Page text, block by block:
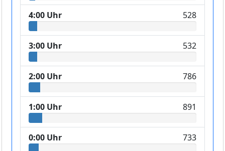
4:00 Uhr 528
3:00 Uhr 532
2:00 Uhr 786
1:00 Uhr 891
0:00 Uhr 733